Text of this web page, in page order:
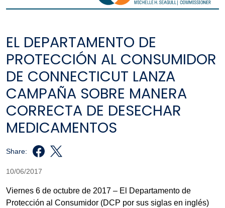
EL DEPARTAMENTO DE
PROTECCIÓN AL CONSUMIDOR
DE CONNECTICUT LANZA
CAMPAÑA SOBRE MANERA
CORRECTA DE DESECHAR
MEDICAMENTOS
Share:
10/06/2017
Viernes 6 de octubre de 2017 – El Departamento de
Protección al Consumidor (DCP por sus siglas en inglés)